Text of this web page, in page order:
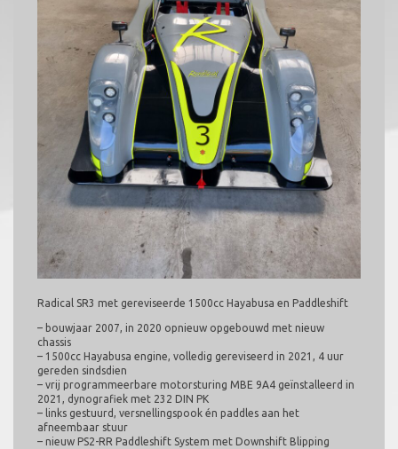
Radical SR3 met gereviseerde 1500cc Hayabusa en Paddleshift
– bouwjaar 2007, in 2020 opnieuw opgebouwd met nieuw
chassis
– 1500cc Hayabusa engine, volledig gereviseerd in 2021, 4 uur
gereden sindsdien
– vrij programmeerbare motorsturing MBE 9A4 geïnstalleerd in
2021, dynografiek met 232 DIN PK
– links gestuurd, versnellingspook én paddles aan het
afneembaar stuur
– nieuw PS2-RR Paddleshift System met Downshift Blipping